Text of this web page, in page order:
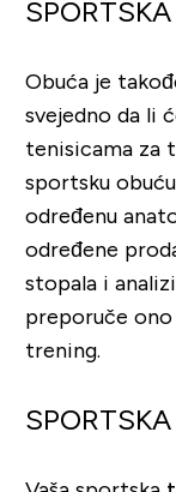
Obuća je
svejedno da li
tenisicama za
sportsku
određenu
određene
stopala i
preporuče
trening.